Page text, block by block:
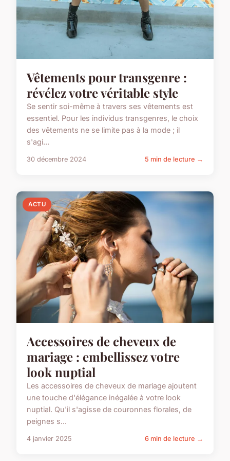
Vêtements pour transgenre :
révélez votre véritable style
Se sentir soi-même à travers ses vêtements est
essentiel. Pour les individus transgenres, le choix
des vêtements ne se limite pas à la mode ; il
s'agi...
30 décembre 2024 5 min de lecture →
ACTU
Accessoires de cheveux de
mariage : embellissez votre
look nuptial
Les accessoires de cheveux de mariage ajoutent
une touche d'élégance inégalée à votre look
nuptial. Qu'il s'agisse de couronnes florales, de
peignes s...
4 janvier 2025 6 min de lecture →